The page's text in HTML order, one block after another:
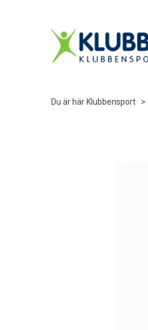
Du är här Klubbensport >